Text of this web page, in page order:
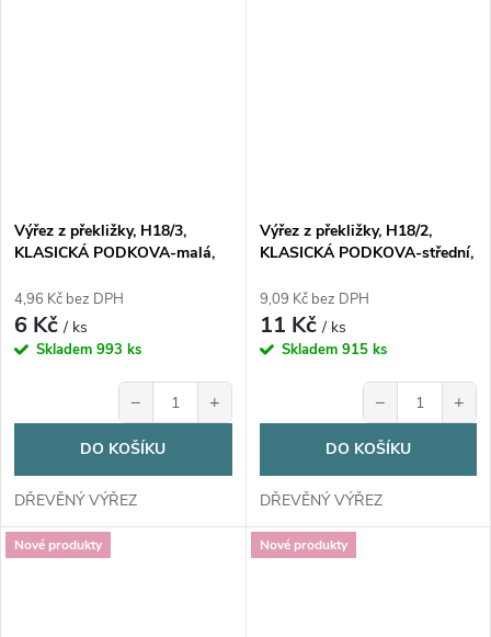
Výřez z překližky, H18/3,
KLASICKÁ PODKOVA-malá,
4,96 Kč bez DPH
6 Kč/ ks
Skladem 993 ks
− +
DO KOŠÍKU
DŘEVĚNÝ VÝŘEZ
Výřez z překližky, H18/2,
KLASICKÁ PODKOVA-střední,
9,09 Kč bez DPH
11 Kč/ ks
Skladem 915 ks
− +
DO KOŠÍKU
DŘEVĚNÝ VÝŘEZ
Nové produkty Nové produkty